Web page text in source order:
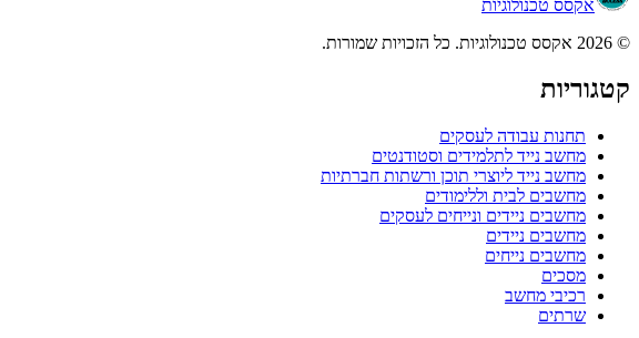
אקסס טכנולוגיות
© 2026 אקסס טכנולוגיות. כל הזכויות שמורות.
קטגוריות
תחנות עבודה לעסקים
מחשב נייד לתלמידים וסטודנטים
מחשב נייד ליוצרי תוכן ורשתות חברתיות
מחשבים לבית וללימודים
מחשבים ניידים ונייחים לעסקים
מחשבים ניידים
מחשבים נייחים
מסכים
רכיבי מחשב
שרתים